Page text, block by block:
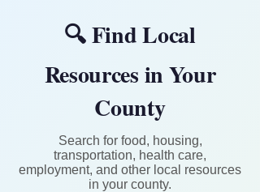
🔍 Find Local
Resources in Your
County
Search for food, housing,
transportation, health care,
employment, and other local resources
in your county.